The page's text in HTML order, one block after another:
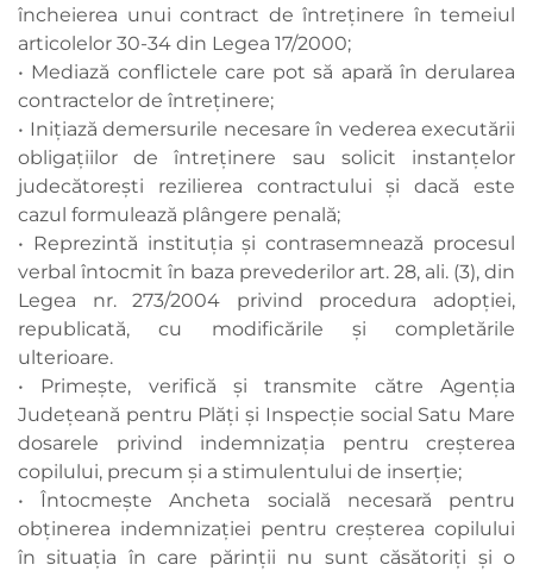
încheierea unui contract de întreţinere în temeiul
articolelor 30-34 din Legea 17/2000;
• Mediază conflictele care pot să apară în derularea
contractelor de întreținere;
• Inițiază demersurile necesare în vederea executării
obligațiilor de întreținere sau solicit instanțelor
judecătorești rezilierea contractului și dacă este
cazul formulează plângere penală;
• Reprezintă instituţia şi contrasemnează procesul
verbal întocmit în baza prevederilor art. 28, ali. (3), din
Legea nr. 273/2004 privind procedura adopţiei,
republicată, cu modificările şi completările
ulterioare.
• Primește, verifică și transmite către Agenția
Judeţeană pentru Plăți și Inspecție social Satu Mare
dosarele privind indemnizația pentru creșterea
copilului, precum și a stimulentului de inserție;
• Întocmește Ancheta socială necesară pentru
obținerea indemnizației pentru creșterea copilului
în situația în care părinții nu sunt căsătoriți și o